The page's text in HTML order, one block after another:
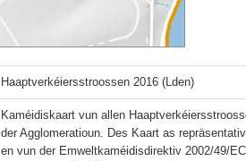
Haaptverkéiersstroossen 2016 (Lden)
Kaméidiskaart vun allen
der Agglomeratioun. Des Kaart as
en vun der Emweltkaméidisdirektiv 2002/49/